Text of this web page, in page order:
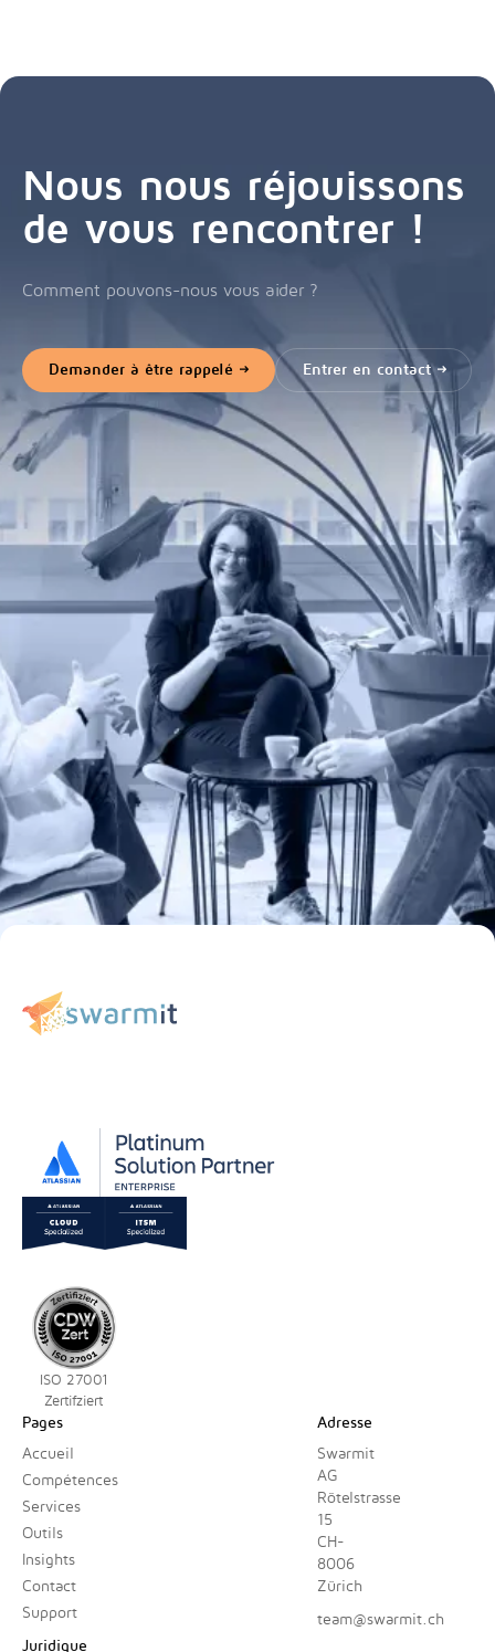
Nous nous réjouissons
de vous rencontrer !
Comment pouvons-nous vous aider ?
Demander à être rappelé Entrer en contact
ISO 27001
Zertifziert
Pages
Accueil
Compétences
Services
Outils
Insights
Contact
Support
Adresse
Swarmit
AG
Rötelstrasse
15
CH-
8006
Zürich
team@swarmit.ch
Juridique